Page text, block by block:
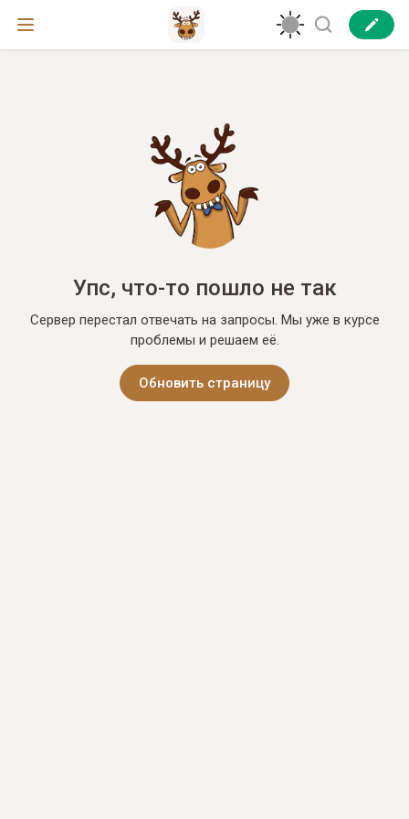
Упс, что-то пошло не так
Сервер перестал отвечать на запросы. Мы уже в курсе
проблемы и решаем её.
Обновить страницу